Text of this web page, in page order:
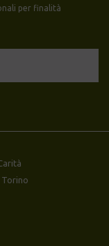
per finalità
Torino